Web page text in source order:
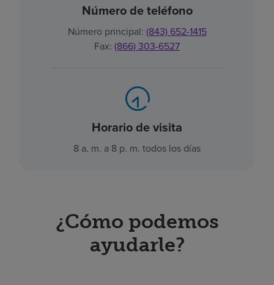
Número de teléfono
Número principal: (843) 652-1415
Fax: (866) 303-6527
Horario de visita
8 a. m. a 8 p. m. todos los días
¿Cómo podemos
ayudarle?